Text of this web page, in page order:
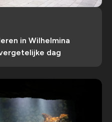
in Wilhelmina
dag